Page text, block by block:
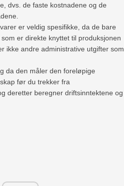
dvs. de faste kostnadene og de
er veldig spesifikke, da de bare
er direkte knyttet til produksjonen
ikke andre administrative utgifter som
da den måler den foreløpige
før du trekker fra
deretter beregner driftsinntektene og